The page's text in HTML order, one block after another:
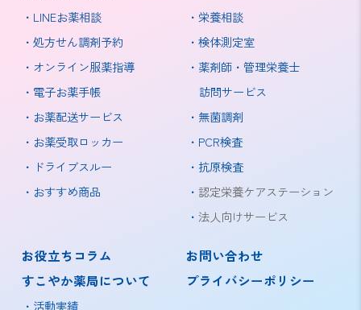
LINEお薬相談
処方せん調剤予約
オンライン服薬指導
電子お薬手帳
お薬配送サービス
お薬受取ロッカー
ドライブスルー
おすすめ商品
栄養相談
検体測定室
薬剤師・管理栄養士
訪問サービス
無菌調剤
PCR検査
抗原検査
認定栄養ケアステーション
法人向けサービス
お役立ちコラム
すこやか薬局について
活動実績
お問い合わせ
プライバシーポリシー